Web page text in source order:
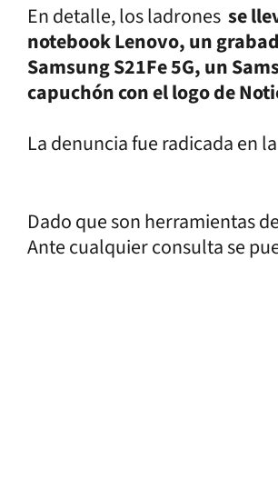
En detalle, los ladrones se
notebook Lenovo, un
Samsung S21Fe 5G, un
capuchón con el logo de
La denuncia fue radicada en
Dado que son herramientas
Ante cualquier consulta se